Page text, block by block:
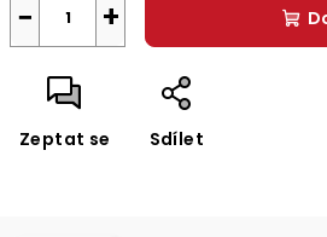
+
−
Zeptat se Sdílet